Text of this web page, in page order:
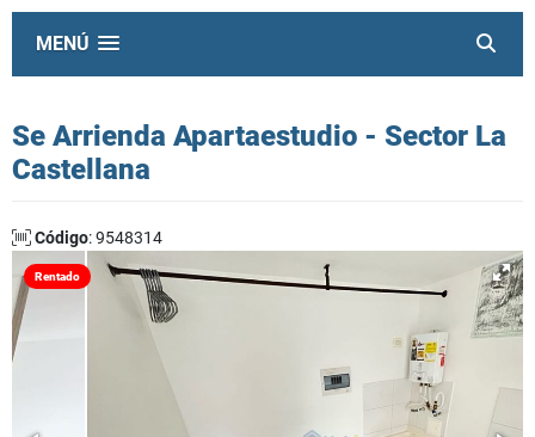
MENÚ
Se Arrienda Apartaestudio - Sector La
Castellana
Código: 9548314
Rentado